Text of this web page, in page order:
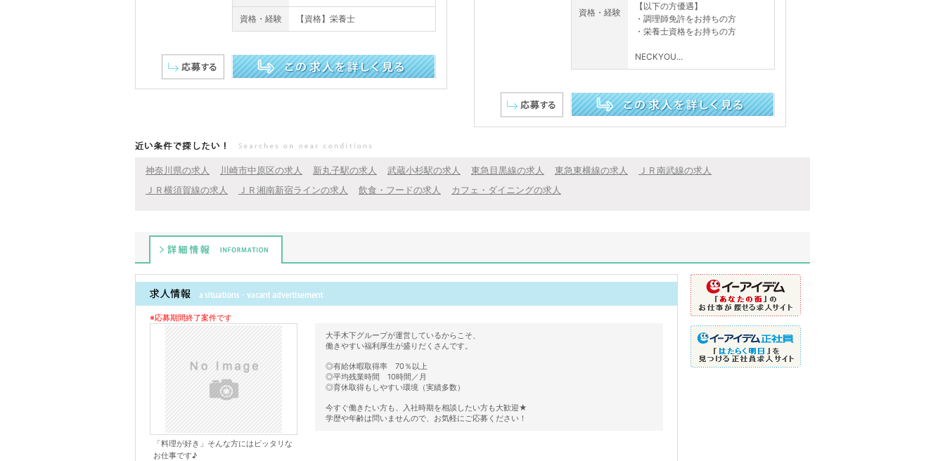
資格・経験 【資格】栄養士
資格・経験
【以下の方優遇】
・調理師免許をお持ちの方
・栄養士資格をお持ちの方
NECKYOU...
神奈川県の求人 川崎市中原区の求人 新丸子駅の求人 武蔵小杉駅の求人 東急目黒線の求人 東急東横線の求人
ＪＲ南武線の求人
ＪＲ横須賀線の求人
ＪＲ湘南新宿ラインの求人 飲食・フードの求人 カフェ・ダイニングの求人
※応募期間終了案件です
「料理が好き」そんな方にはピッタリな
お仕事です♪
大手木下グループが運営しているからこそ、
働きやすい福利厚生が盛りだくさんです。
◎有給休暇取得率 70％以上
◎平均残業時間 10時間／月
◎育休取得もしやすい環境（実績多数）
今すぐ働きたい方も、入社時期を相談したい方も大歓迎★
学歴や年齢は問いませんので、お気軽にご応募ください！